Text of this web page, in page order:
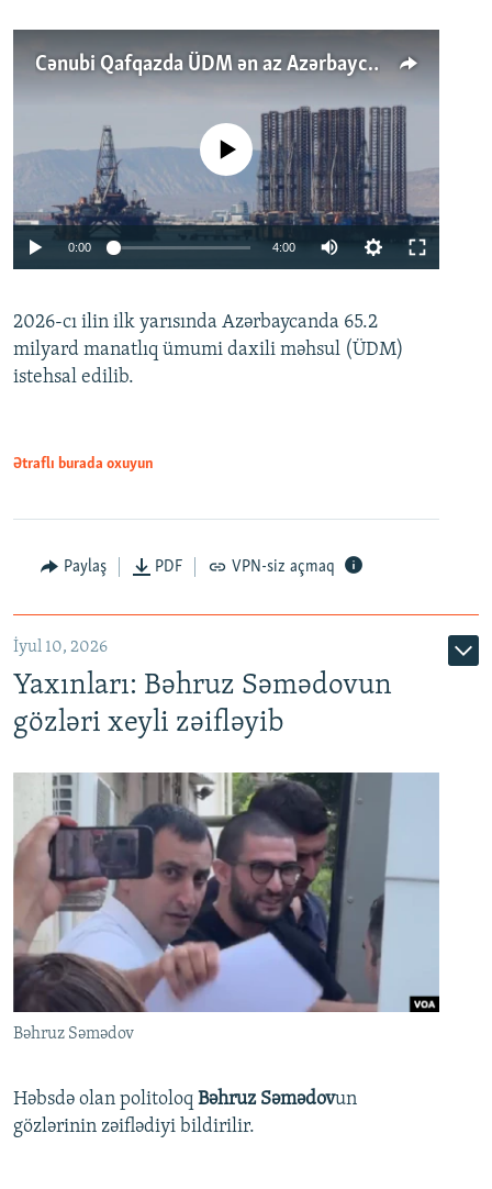
Cənubi Qafqazda ÜDM ən az Azərbaycanda artır: Qonşuları niyə Bakını qabaqlaya bilir?
Auto 240p 360p 480p
No media source currently available
0:00 4:00
360p
480p
2026-cı ilin ilk yarısında Azərbaycanda 65.2
milyard manatlıq ümumi daxili məhsul (ÜDM)
istehsal edilib.
Ətraflı burada oxuyun
Paylaş PDF VPN-siz açmaq
İyul 10, 2026
Yaxınları: Bəhruz Səmədovun
gözləri xeyli zəifləyib
Bəhruz Səmədov
Həbsdə olan politoloq Bəhruz Səmədovun
gözlərinin zəiflədiyi bildirilir.